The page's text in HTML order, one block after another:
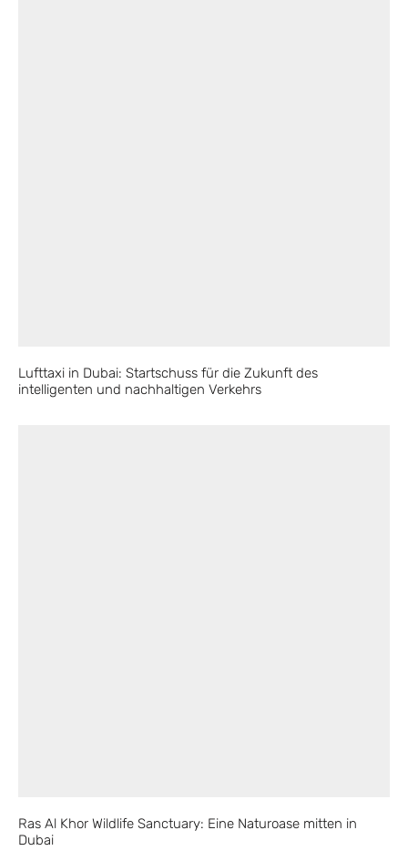
Lufttaxi in Dubai: Startschuss für die Zukunft des
intelligenten und nachhaltigen Verkehrs
Ras Al Khor Wildlife Sanctuary: Eine Naturoase mitten in
Dubai